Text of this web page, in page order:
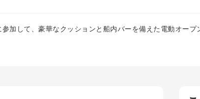
加して、豪華なクッションと船内バーを備えた電動オープ